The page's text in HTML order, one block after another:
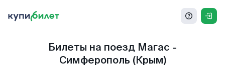
Билеты на поезд Магас -
Симферополь (Крым)